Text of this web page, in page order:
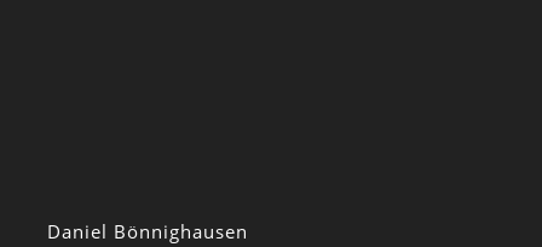
Daniel Bönnighausen